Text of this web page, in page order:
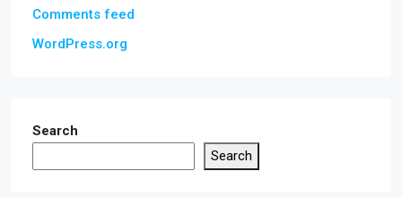
Comments feed
WordPress.org
Search
Search